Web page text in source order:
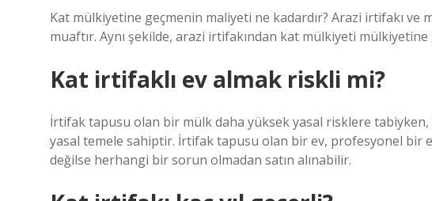
Kat mülkiyetine geçmenin maliyeti ne kadardır? Arazi irtifakı
muaftır. Aynı şekilde, arazi irtifakından kat mülkiyeti
Kat irtifaklı ev almak riskli mi?
İrtifak tapusu olan bir mülk daha yüksek yasal risklere
yasal temele sahiptir. İrtifak tapusu olan bir ev, profesyonel bir
değilse herhangi bir sorun olmadan satın alınabilir.